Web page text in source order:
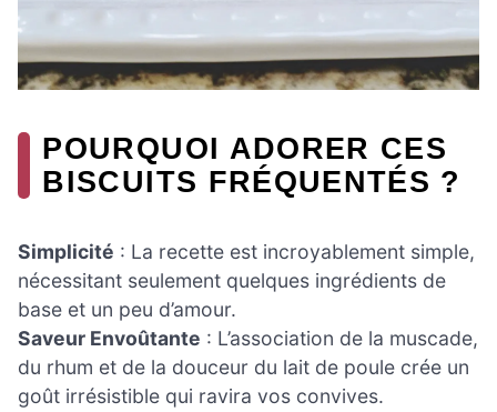
POURQUOI ADORER CES
BISCUITS FRÉQUENTÉS ?
Simplicité : La recette est incroyablement simple,
nécessitant seulement quelques ingrédients de
base et un peu d’amour.
Saveur Envoûtante : L’association de la muscade,
du rhum et de la douceur du lait de poule crée un
goût irrésistible qui ravira vos convives.